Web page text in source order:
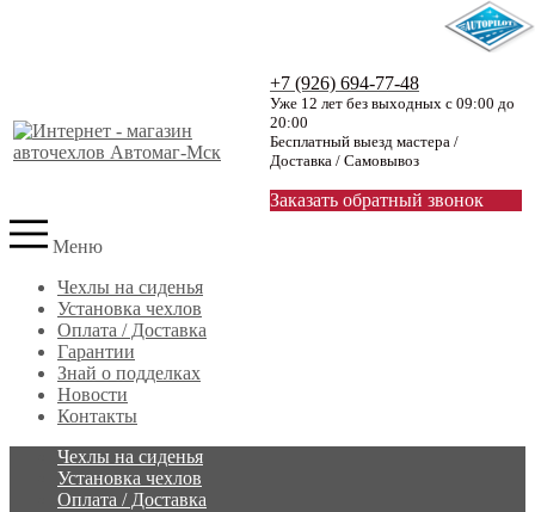
+7 (926) 694-77-48
Уже 12 лет без выходных с 09:00 до
20:00
Бесплатный выезд мастера /
Доставка / Самовывоз
Заказать обратный звонок
Меню
Чехлы на сиденья
Установка чехлов
Оплата / Доставка
Гарантии
Знай о подделках
Новости
Контакты
Чехлы на сиденья
Установка чехлов
Оплата / Доставка